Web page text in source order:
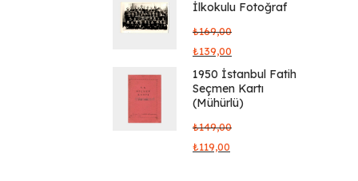
İlkokulu Fotoğraf
₺169,00
₺139,00
1950 İstanbul Fatih
Seçmen Kartı
(Mühürlü)
₺149,00
₺119,00